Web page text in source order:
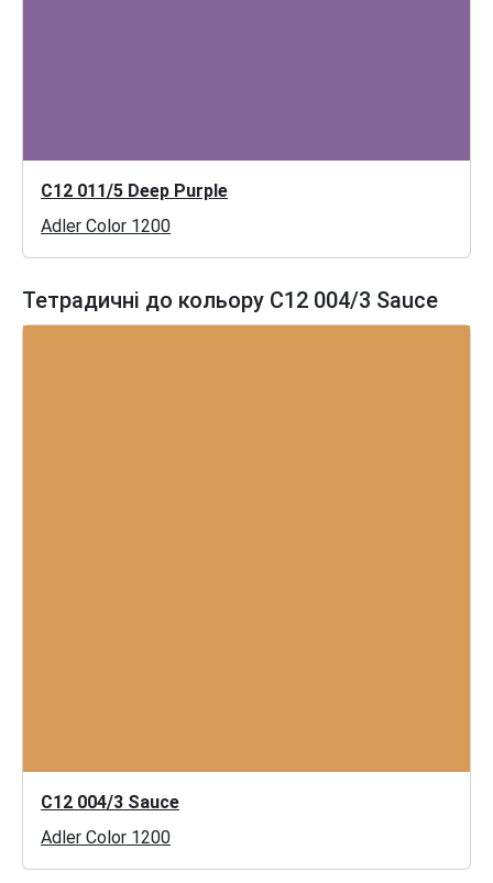
C12 011/5 Deep Purple
Adler Color 1200
Тетрадичні до кольору C12 004/3 Sauce
C12 004/3 Sauce
Adler Color 1200